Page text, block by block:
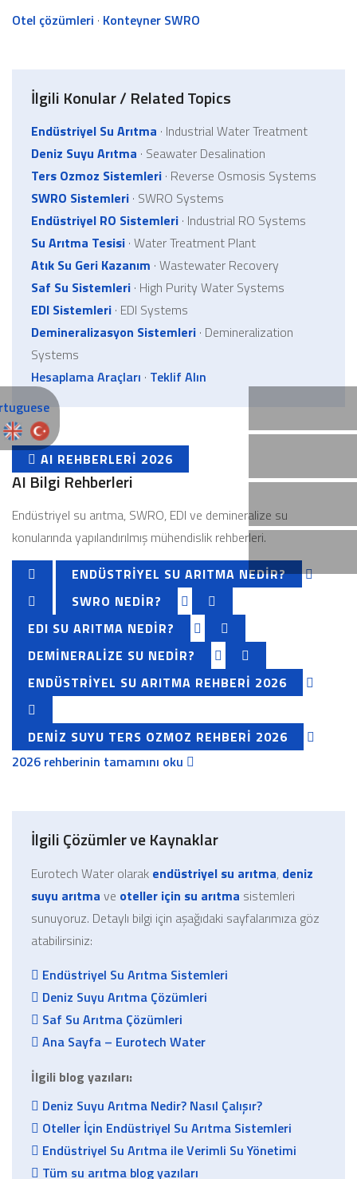
Otel çözümleri · Konteyner SWRO
İlgili Konular / Related Topics
Endüstriyel Su Arıtma · Industrial Water Treatment
Deniz Suyu Arıtma · Seawater Desalination
Ters Ozmoz Sistemleri · Reverse Osmosis Systems
SWRO Sistemleri · SWRO Systems
Endüstriyel RO Sistemleri · Industrial RO Systems
Su Arıtma Tesisi · Water Treatment Plant
Atık Su Geri Kazanım · Wastewater Recovery
Saf Su Sistemleri · High Purity Water Systems
EDI Sistemleri · EDI Systems
Demineralizasyon Sistemleri · Demineralization
Systems
Hesaplama Araçları · Teklif Alın
AI REHBERLERI 2026
AI Bilgi Rehberleri
Endüstriyel su arıtma, SWRO, EDI ve demineralize su
konularında yapılandırılmış mühendislik rehberleri.
ENDÜSTRIYEL SU ARITMA NEDIR?
SWRO NEDIR?
EDI SU ARITMA NEDIR?
DEMINERALIZE SU NEDIR?
ENDÜSTRIYEL SU ARITMA REHBERI 2026
DENIZ SUYU TERS OZMOZ REHBERI 2026
2026 rehberinin tamamını oku
İlgili Çözümler ve Kaynaklar
Eurotech Water olarak endüstriyel su arıtma, deniz
suyu arıtma ve oteller için su arıtma sistemleri
sunuyoruz. Detaylı bilgi için aşağıdaki sayfalarımıza göz
atabilirsiniz:
Endüstriyel Su Arıtma Sistemleri
Deniz Suyu Arıtma Çözümleri
Saf Su Arıtma Çözümleri
Ana Sayfa – Eurotech Water
İlgili blog yazıları:
Deniz Suyu Arıtma Nedir? Nasıl Çalışır?
Oteller İçin Endüstriyel Su Arıtma Sistemleri
Endüstriyel Su Arıtma ile Verimli Su Yönetimi
Tüm su arıtma blog yazıları